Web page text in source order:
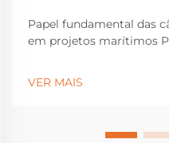
Papel fundamental das
em projetos marítimos
problemas estruturais
VER MAIS